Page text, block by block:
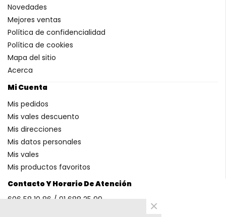
Contacto Y Horario De Atención
606 58 10 86 / 91 688 25 99
Novedades
Mejores ventas
Política de confidencialidad
Política de cookies
Mapa del sitio
Acerca
Mi Cuenta
Mis pedidos
Mis vales descuento
Mis direcciones
Mis datos personales
Mis vales
Mis productos favoritos
×